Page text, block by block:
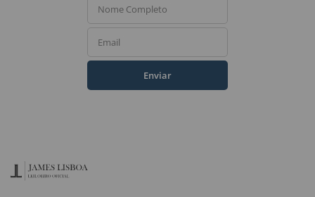
Nome Completo
Email
Enviar